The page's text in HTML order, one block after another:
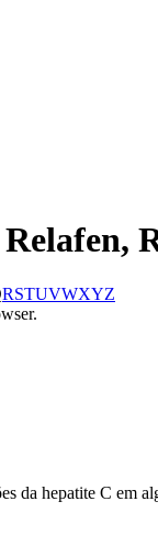
RSTUVWXYZ
da hepatite C em